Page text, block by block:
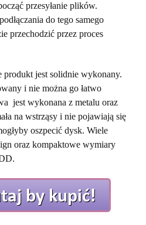
przesyłanie plików.
do tego samego
przechodzić przez proces
jest solidnie wykonany.
i nie można go łatwo
jest wykonana z metalu oraz
na wstrząsy i nie pojawiają się
oszpecić dysk. Wiele
oraz kompaktowe wymiary